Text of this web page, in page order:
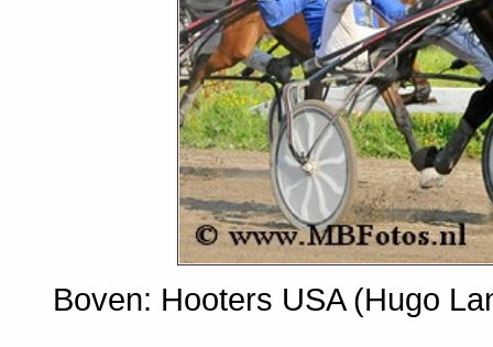
Boven: Hooters USA (Hugo